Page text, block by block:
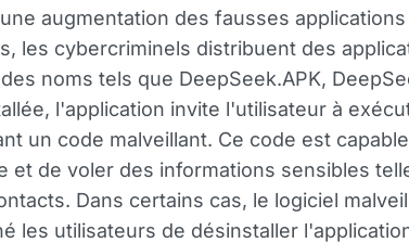
augmentation des fausses
les cybercriminels distribuent des
noms tels que DeepSeek.APK,
l'application invite l'utilisateur à
un code malveillant. Ce code est
et de voler des informations sensibles
Dans certains cas, le logiciel
les utilisateurs de désinstaller